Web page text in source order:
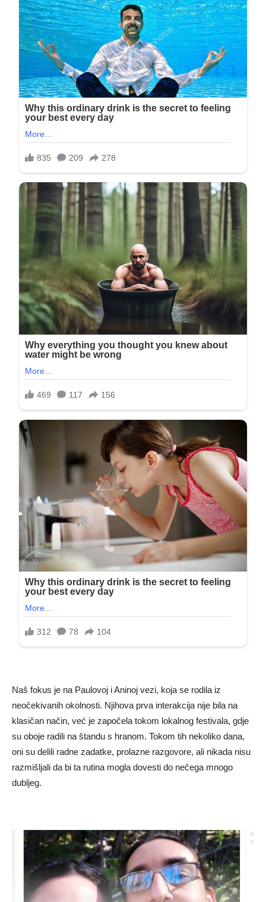
Naš fokus je na Paulovoj i Aninoj vezi, koja se rodila iz
neočekivanih okolnosti. Njihova prva interakcija nije bila na
klasičan način, već je započela tokom lokalnog festivala, gdje
su oboje radili na štandu s hranom. Tokom tih nekoliko dana,
oni su delili radne zadatke, prolazne razgovore, ali nikada nisu
razmišljali da bi ta rutina mogla dovesti do nečega mnogo
dubljeg.